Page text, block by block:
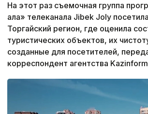
На этот раз съемочная группа
қала» телеканала Jibek Joly
Торгайский регион, где оценила
туристических объектов, их
созданные для посетителей,
корреспондент агентства